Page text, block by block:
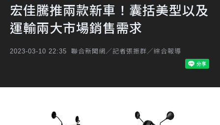
宏佳騰推兩款新車！囊括美型以及
運輸兩大市場銷售需求
2023-03-10 22:35 聯合新聞網／記者張振群／綜合報導